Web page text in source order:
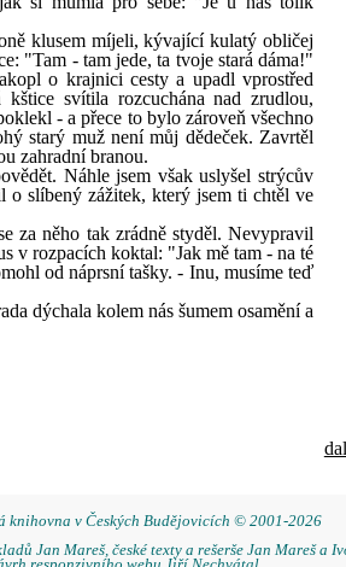
klusem míjeli, kývající kulatý obličej
"Tam - tam jede, ta tvoje stará dáma!"
o krajnici cesty a upadl vprostřed
svítila rozcuchána nad zrudlou,
- a přece to bylo zároveň všechno
starý muž není můj dědeček. Zavrtěl
zahradní branou.
Náhle jsem však uslyšel strýcův
o slíbený zážitek, který jsem ti chtěl ve
za něho tak zrádně styděl. Nevypravil
v rozpacích koktal: "Jak mě tam - na té
od náprsní tašky. - Inu, musíme teď
dýchala kolem nás šumem osamění a
knihovna v Českých Budějovicích © 2001-2026
Jan Mareš, české texty a rešerše Jan Mareš a